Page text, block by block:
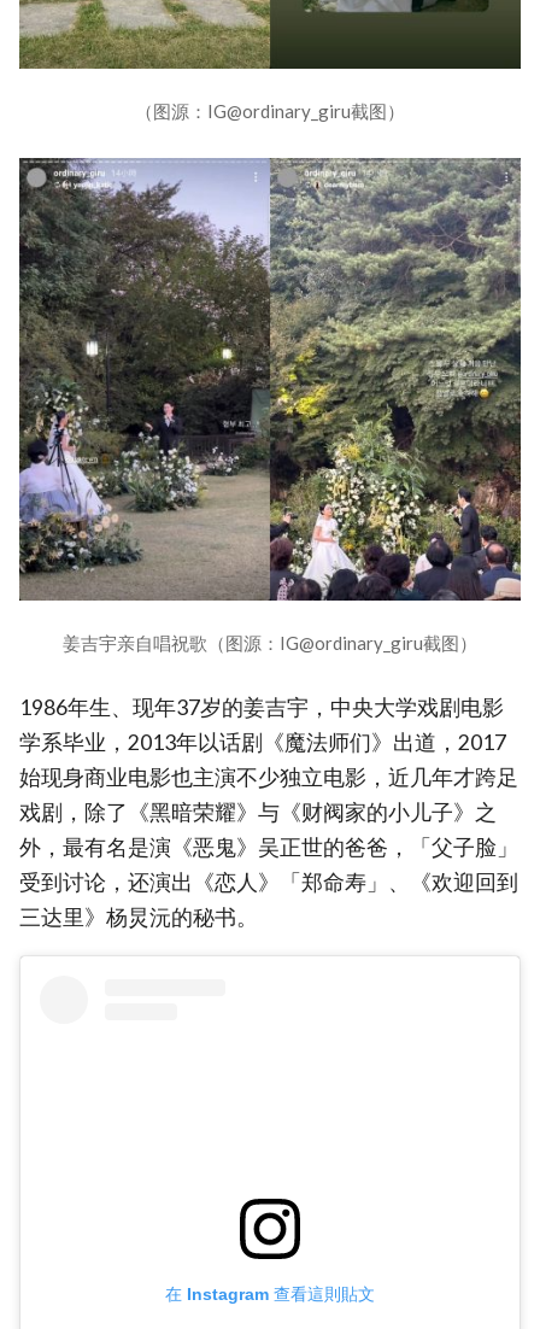
（图源：IG@ordinary_giru截图）
姜吉宇亲自唱祝歌（图源：IG@ordinary_giru截图）
1986年生、现年37岁的姜吉宇，中央大学戏剧电影
学系毕业，2013年以话剧《魔法师们》出道，2017
始现身商业电影也主演不少独立电影，近几年才跨足
戏剧，除了《黑暗荣耀》与《财阀家的小儿子》之
外，最有名是演《恶鬼》吴正世的爸爸，「父子脸」
受到讨论，还演出《恋人》「郑命寿」、《欢迎回到
三达里》杨炅沅的秘书。
在 Instagram 查看這則貼文